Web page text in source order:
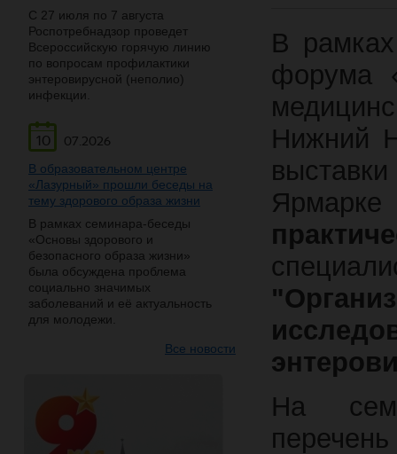
С 27 июля по 7 августа
Роспотребнадзор проведет
Всероссийскую горячую линию
по вопросам профилактики
энтеровирусной (неполио)
инфекции.
10
07.2026
В образовательном центре
«Лазурный» прошли беседы на
тему здорового образа жизни
В рамках семинара-беседы
«Основы здорового и
безопасного образа жизни»
была обсуждена проблема
социально значимых
заболеваний и её актуальность
для молодежи.
Все новости
В
форума
Нижний
На